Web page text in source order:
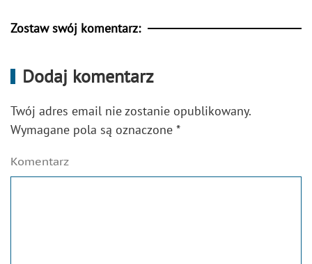
Zostaw swój komentarz:
Dodaj komentarz
Twój adres email nie zostanie opublikowany.
Wymagane pola są oznaczone *
Komentarz